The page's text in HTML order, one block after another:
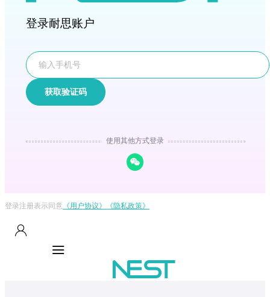
登录耐思账户
获取验证码
使用其他方式登录
登录注册表示同意 《用户协议》 《隐私政策》